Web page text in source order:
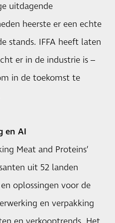
uitdagende
heerste er een echte
stands. IFFA heeft laten
er in de industrie is –
in de toekomst te
en AI
Meat and Proteins’
uit 52 landen
oplossingen voor de
en verpakking